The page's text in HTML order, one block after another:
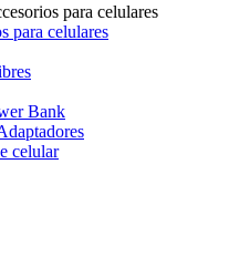
para celulares
para celulares
Bank
celular